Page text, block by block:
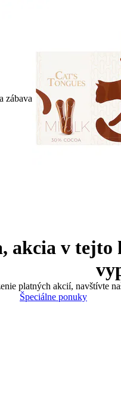
zábava
akcia v
platných akcií, navštívte
Špeciálne ponuky